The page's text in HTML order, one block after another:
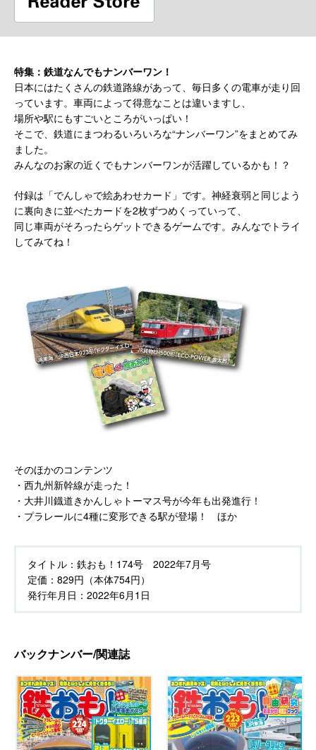
特集：鉄道なんでもナンバーワン！
日本にはたくさんの鉄道路線があって、毎日多くの電車が走り回
っています。車両によって得意なことは違いますし、
場所や駅にもすごいところがいっぱい！
そこで、鉄道にまつわるいろいろな“ナンバーワン”をまとめてみ
ました。
みんなのお家の近くでもナンバーワンが活躍しているかも！？
付録は「でんしゃで絵あわせカード」です。神経衰弱と同じよう
に裏向きに並べたカードを2枚ずつめくっていって、
同じ車両がそろったらゲットできるゲームです。みんなでトライ
してみてね！
そのほかのコンテンツ
・西九州新幹線が走った！
・大井川鐡道きかんしゃトーマス号が今年も出発進行！
・プラレールに4種に変形できる駅が登場！ ほか
タイトル： 鉄おも！174号 2022年7月号
定価： 829円（本体754円）
発行年月日： 2022年6月1日
バックナンバー/関連誌